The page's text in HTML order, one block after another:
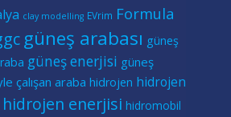
clay modelling EVrim Formula
güneş arabası güneş
güneş enerjisi güneş
çalışan araba hidrojen hidrojen
hidrojen enerjisi hidromobil